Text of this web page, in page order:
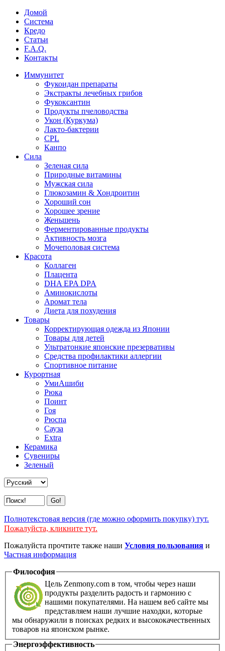
Домой
Система
Кредо
Статьи
F.A.Q.
Контакты
Иммунитет
Фукоидан препараты
Экстракты лечебных грибов
Фукоксантин
Продукты пчеловодства
Укон (Куркума)
Лакто-бактерии
CPL
Канпо
Сила
Зеленая сила
Природные витамины
Мужская сила
Глюкозамин & Хондроитин
Хороший сон
Хорошее зрение
Женьшень
Ферментированные продукты
Активность мозга
Мочеполовая система
Красота
Коллаген
Плацента
DHA EPA DPA
Аминокислоты
Аромат тела
Диета для похудения
Товары
Корректирующая одежда из Японии
Товары для детей
Ультратонкие японские презервативы
Средства профилактики аллергии
Спортивное питание
Курортная
УмиАшиби
Рюка
Поинт
Гоя
Рюспа
Сауза
Extra
Керамика
Сувениры
Зеленый
Полнотекстовая версия (где можно оформить покупку) тут.
Пожалуйста, кликните тут.
Пожалуйста прочтите также наши Условия пользования и
Частная информация
Философия
Цель Zenmony.com в том, чтобы через наши
продукты разделить радость и гармонию с
нашими покупателями. На нашем веб сайте мы
представляем наши лучшие находки, которые
мы обнаружили в поисках редких и высококачественных
товаров на японском рынке.
Энергоэффективность